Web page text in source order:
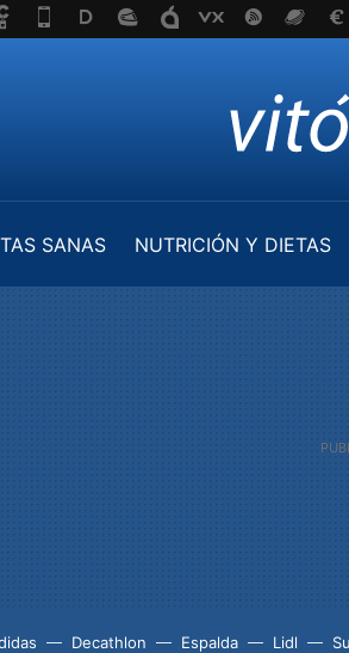
SANAS NUTRICIÓN Y DIETAS
Decathlon Espalda Lidl